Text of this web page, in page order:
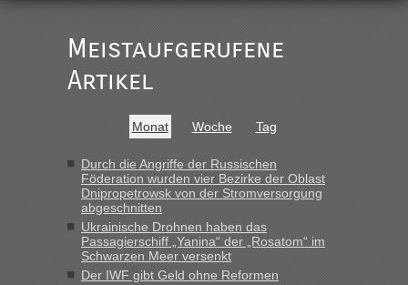
Ist korrekt, aber ich finde man hätte trotzdem im Text gleich
darauf hinweisen können.
War aber nicht "böse" gemeint ...
buchbar - warum auch immer ...
Hab´s versucht - bekomme aber immer angezeigt "auf dieser
Strecke fahren wir nicht"
inBerichte und Reisetipps • Re: Mit dem Zug in
die Ukraine
Meistaufgerufene
Artikel
Monat Woche Tag
Durch die Angriffe der Russischen
Föderation wurden vier Bezirke der Oblast
Dnipropetrowsk von der Stromversorgung
abgeschnitten
Ukrainische Drohnen haben das
Passagierschiff „Yanina“ der „Rosatom“ im
Schwarzen Meer versenkt
Der IWF gibt Geld ohne Reformen